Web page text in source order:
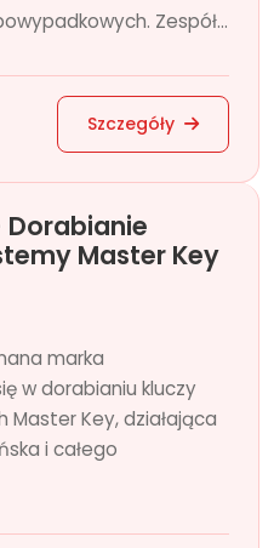
Zespół...
Szczegóły
Master Key
marka
w dorabianiu kluczy
Key, działająca
i całego